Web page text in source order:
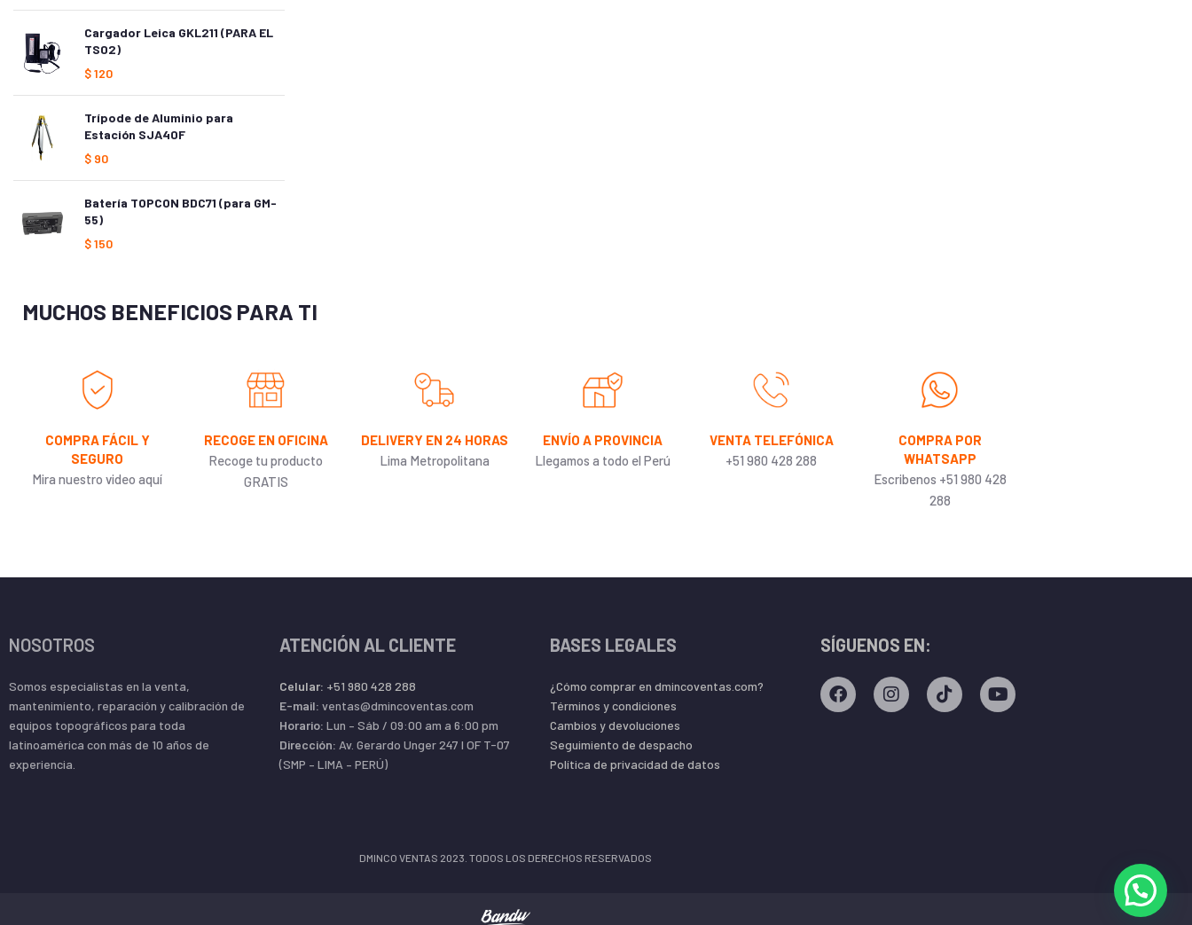
Cargador Leica GKL211 (PARA EL
TS02)
$120
Trípode de Aluminio para
Estación SJA40F
$ 90
Batería TOPCON BDC71 (para GM-
55)
$150
MUCHOS BENEFICIOS PARA TI
COMPRA FÁCIL Y
SEGURO
Mira nuestro video aquí
RECOGE EN OFICINA
Recoge tu producto
GRATIS
DELIVERY EN 24 HORAS
Lima Metropolitana
ENVÍO A PROVINCIA
Llegamos a todo el Perú
VENTA TELEFÓNICA
+51 980 428 288
COMPRA POR
WHATSAPP
Escribenos +51 980 428
288
NOSOTROS
Somos especialistas en la venta,
mantenimiento, reparación y calibración de
equipos topográficos para toda
latinoamérica con más de 10 años de
experiencia.
ATENCIÓN AL CLIENTE
Celular: +51 980 428 288
E-mail: ventas@dmincoventas.com
Horario: Lun – Sáb / 09:00 am a 6:00 pm
Dirección: Av. Gerardo Unger 247 l OF T-07
(SMP – LIMA – PERÚ)
BASES LEGALES
¿Cómo comprar en dmincoventas.com?
Términos y condiciones
Cambios y devoluciones
Seguimiento de despacho
Política de privacidad de datos
SÍGUENOS EN:
DMINCO VENTAS 2023. TODOS LOS DERECHOS RESERVADOS